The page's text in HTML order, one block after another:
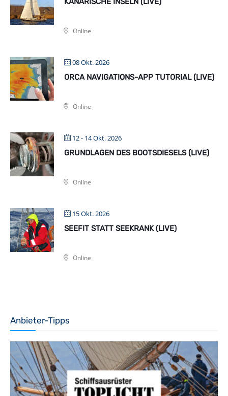
Online
08 Okt. 2026
ORCA NAVIGATIONS-APP TUTORIAL (LIVE)
Online
12 - 14 Okt. 2026
GRUNDLAGEN DES BOOTSDIESELS (LIVE)
Online
15 Okt. 2026
SEEFIT STATT SEEKRANK (LIVE)
Online
Anbieter-Tipps